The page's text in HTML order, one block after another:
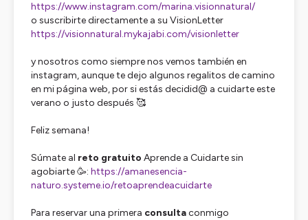
https://www.instagram.com/marina.visionnatural/
o suscribirte directamente a su VisionLetter
https://visionnatural.mykajabi.com/visionletter
y nosotros como siempre nos vemos también en
instagram, aunque te dejo algunos regalitos de camino
en mi página web, por si estás decidid@ a cuidarte este
verano o justo después 🥰
Feliz semana!
Súmate al reto gratuito Aprende a Cuidarte sin
agobiarte 🥳: https://amanesencia-
naturo.systeme.io/retoaprendeacuidarte
Para reservar una primera consultaconmigo